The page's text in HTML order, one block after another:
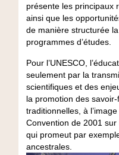
présente les principaux
ainsi que les
de manière structurée
programmes d’études.
Pour l’UNESCO,
seulement par la
scientifiques et des
la promotion des
traditionnelles, à
Convention de 2001
qui promeut par
ancestrales.